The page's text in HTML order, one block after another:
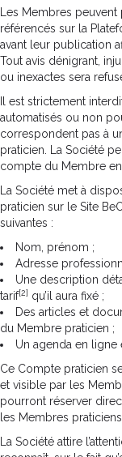
Les Membres
référencés sur la
avant leur publication
Tout avis dénigrant,
ou inexactes sera
Il est strictement
automatisés ou non
correspondent pas à
praticien. La Société
compte du Membre en
La Société met à
praticien sur le Site
suivantes :
Nom, prénom ;
Adresse
Une description
tarif[2] qu’il aura fixé ;
Des articles et
du Membre praticien ;
Un agenda en
Ce Compte praticien
et visible par les
pourront réserver
les Membres praticiens.
La Société attire